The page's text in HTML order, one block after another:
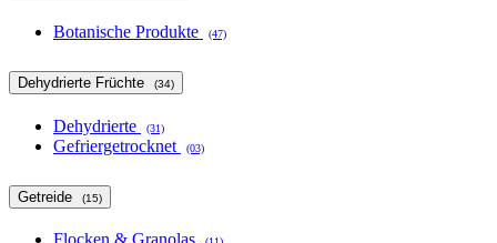
Botanische Produkte (47)
Dehydrierte Früchte (34)
Dehydrierte (31)
Gefriergetrocknet (03)
Getreide (15)